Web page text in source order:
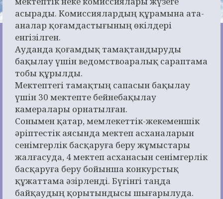
асырады. Комиссиялардың құрамына ата-
аналар қоғамдастығының өкілдері
енгізілген.
Ауданда қоғамдық тамақтандыруды
бақылау үшін ведомствоаралық сараптама
тобы құрылды.
Мектептегі тамақтың сапасын бақылау
үшін 30 мектепте бейнебақылау
камералары орнатылған.
Сонымен қатар, мемлекеттік-жекеменшік
әріптестік аясында мектеп асханаларын
сенімгерлік басқаруға беру жұмыстары
жалғасуда, 4 мектеп асханасын сенімгерлік
басқаруға беру бойынша конкурстық
құжаттама әзірленді. Бүгінгі таңда
байқаудың қорытындысы шығарылуда.